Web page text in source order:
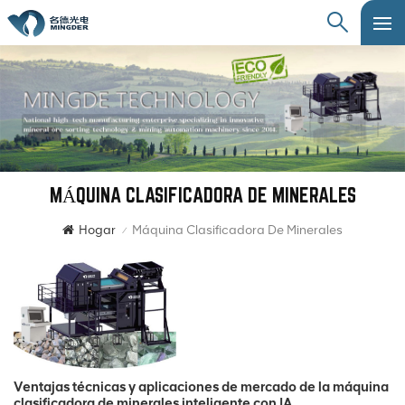
MÁQUINA CLASIFICADORA DE MINERALES
Hogar / Máquina Clasificadora De Minerales
Ventajas técnicas y aplicaciones de mercado de la máquina